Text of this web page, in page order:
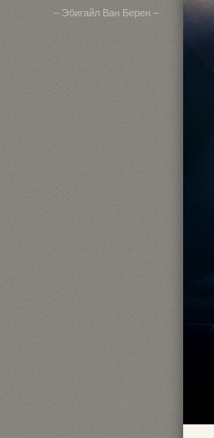
– Эбигайл Ван Берен –